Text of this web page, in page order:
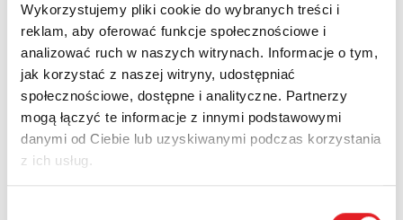
Wykorzystujemy pliki cookie do wybranych treści i
reklam, aby oferować funkcje społecznościowe i
analizować ruch w naszych witrynach. Informacje o tym,
jak korzystać z naszej witryny, udostępniać
społecznościowe, dostępne i analityczne. Partnerzy
mogą łączyć te informacje z innymi podstawowymi
danymi od Ciebie lub uzyskiwanymi podczas korzystania
z ich usług.
Zapytaj o szczegóły oferty
Imię i nazwisko: *
Adres e-mail: *